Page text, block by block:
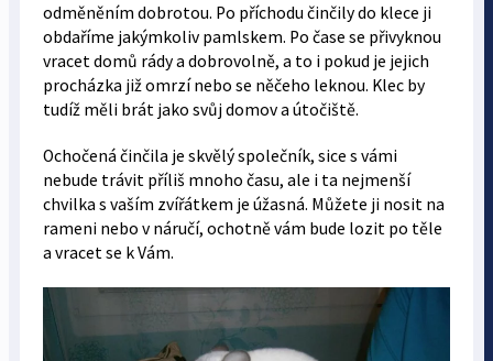
odměněním dobrotou. Po příchodu činčily do klece ji
obdaříme jakýmkoliv pamlskem. Po čase se přivyknou
vracet domů rády a dobrovolně, a to i pokud je jejich
procházka již omrzí nebo se něčeho leknou. Klec by
tudíž měli brát jako svůj domov a útočiště.
Ochočená činčila je skvělý společník, sice s vámi
nebude trávit příliš mnoho času, ale i ta nejmenší
chvilka s vaším zvířátkem je úžasná. Můžete ji nosit na
rameni nebo v náručí, ochotně vám bude lozit po těle
a vracet se k Vám.